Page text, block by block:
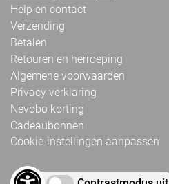
Help en contact
Verzending
Betalen
Retouren en herroeping
Algemene voorwaarden
Privacy verklaring
Nevobo korting
Cadeaubonnen
Cookie-instellingen aanpassen